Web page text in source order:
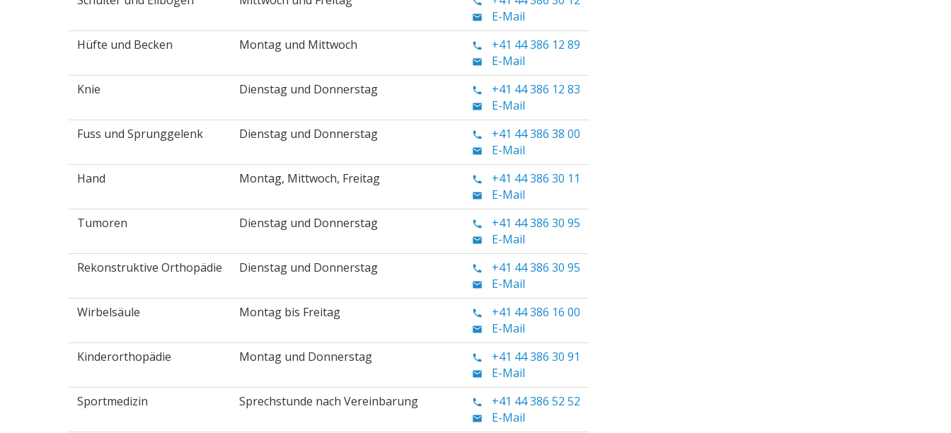
E-Mail
Hüfte und Becken
Montag und Mittwoch
+41 44 386 12 89
E-Mail
Knie
Dienstag und Donnerstag
+41 44 386 12 83
E-Mail
Fuss und Sprunggelenk
Dienstag und Donnerstag
+41 44 386 38 00
E-Mail
Hand
Montag, Mittwoch, Freitag
+41 44 386 30 11
E-Mail
Tumoren
Dienstag und Donnerstag
+41 44 386 30 95
E-Mail
Rekonstruktive Orthopädie
Dienstag und Donnerstag
+41 44 386 30 95
E-Mail
Wirbelsäule
Montag bis Freitag
+41 44 386 16 00
E-Mail
Kinderorthopädie
Montag und Donnerstag
+41 44 386 30 91
E-Mail
Sportmedizin
Sprechstunde nach Vereinbarung
+41 44 386 52 52
E-Mail